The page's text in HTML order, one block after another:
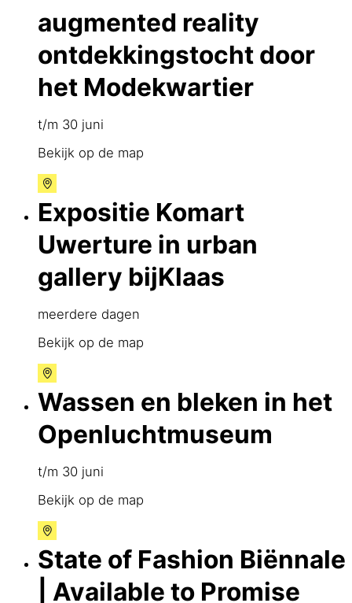
augmented reality
ontdekkingstocht door
het Modekwartier
t/m 30 juni
Bekijk op de map
Expositie Komart
Uwerture in urban
gallery bijKlaas
meerdere dagen
Bekijk op de map
Wassen en bleken in het
Openluchtmuseum
t/m 30 juni
Bekijk op de map
State of Fashion Biënnale
| Available to Promise